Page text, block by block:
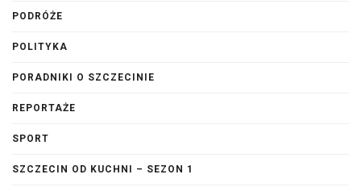
PODRÓŻE
POLITYKA
PORADNIKI O SZCZECINIE
REPORTAŻE
SPORT
SZCZECIN OD KUCHNI – SEZON 1